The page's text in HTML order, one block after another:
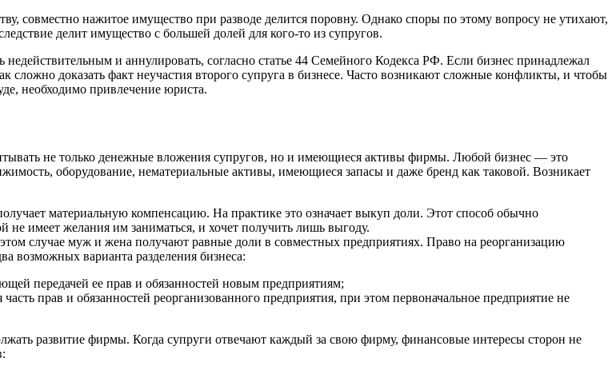
совместно нажитое имущество при разводе делится поровну. Однако споры по этому вопросу не утихают,
делит имущество с большей долей для кого-то из супругов.
и аннулировать, согласно статье 44 Семейного Кодекса РФ. Если бизнес принадлежал
сложно доказать факт неучастия второго супруга в бизнесе. Часто возникают сложные конфликты, и чтобы
необходимо привлечение юриста.
не только денежные вложения супругов, но и имеющиеся активы фирмы. Любой бизнес — это
оборудование, нематериальные активы, имеющиеся запасы и даже бренд как таковой. Возникает
материальную компенсацию. На практике это означает выкуп доли. Этот способ обычно
не имеет желания им заниматься, и хочет получить лишь выгоду.
случае муж и жена получают равные доли в совместных предприятиях. Право на реорганизацию
возможных варианта разделения бизнеса:
передачей ее прав и обязанностей новым предприятиям;
прав и обязанностей реорганизованного предприятия, при этом первоначальное предприятие не
развитие фирмы. Когда супруги отвечают каждый за свою фирму, финансовые интересы сторон не